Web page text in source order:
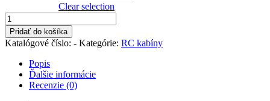
Clear selection
množstvo
Styer
cabin
1/10
Pridať do košíka
Katalógové číslo: - Kategórie: RC kabíny
Popis
Ďalšie informácie
Recenzie (0)